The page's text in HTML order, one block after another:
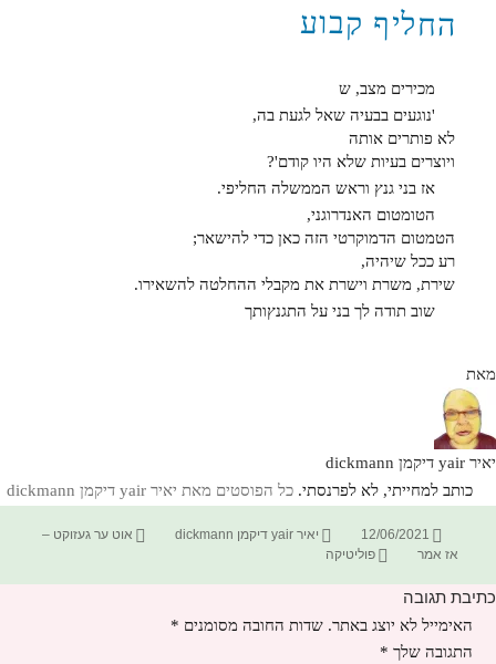
החליף קבוע
מכירים מצב, ש
'נוגעים בבעיה שאל לגעת בה,
לא פותרים אותה
ויוצרים בעיות שלא היו קודם'?
אז בני גנץ וראש הממשלה החליפי.
הטומטום האנדרוגני,
הטמטום הדמוקרטי הזה כאן כדי להישאר;
רע ככל שיהיה,
שירת, משרת וישרת את מקבלי ההחלטה להשאירו.
שוב תודה לך בני על התגנץותך
מאת
יאיר yair דיקמן dickmann
כותב למחייתי, לא לפרנסתי. כל הפוסטים מאת יאיר yair דיקמן dickmann‏
פורסם
בתאריך
12/06/2021 מחבר
יאיר yair דיקמן dickmann קטגוריות
אוט ער געזוקט –
אז אמר
תגיות
פוליטיקה
כתיבת תגובה
האימייל לא יוצג באתר. שדות החובה מסומנים *
התגובה שלך *